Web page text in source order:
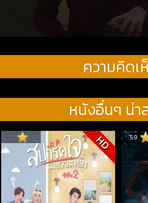
ความคิดเ
หนังอื่นๆ น่า
HD 5.9